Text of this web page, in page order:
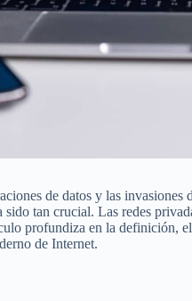
de datos y las invasiones
tan crucial. Las redes
profundiza en la
de Internet.